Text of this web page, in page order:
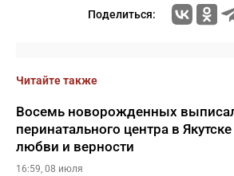
Поделиться:
Читайте также
Восемь новорожденных
перинатального центра в
любви и верности
16:59, 08 июля